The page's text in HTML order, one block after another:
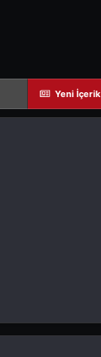
Yeni İçerik